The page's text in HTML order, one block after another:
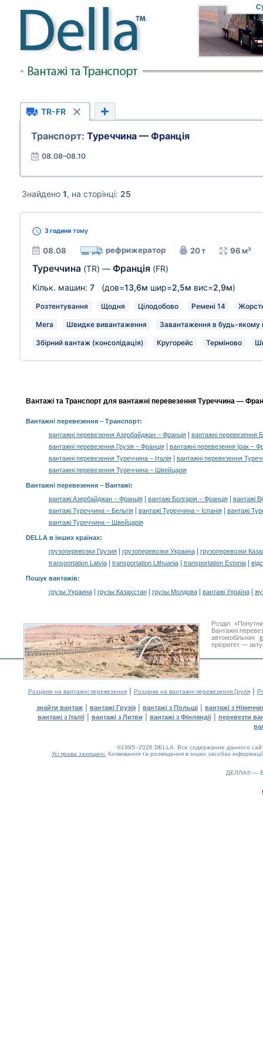
TR-FR
Транспорт: Туреччина — Франція
08.08–08.10
Знайдено 1, на сторінці: 25
3 години тому
08.08 рефрижератор 20 т 96 м³
Туреччина (TR) — Франція (FR)
Кільк. машин: 7 (дов=13,6м шир=2,5м вис=2,9м)
Розтентування Щодня Цілодобово Ремені 14
Мега Швидке вивантаження Завантаження в будь-якому
Збірний вантаж (консолідація) Кругорейс Терміново
Вантажі та Транспорт для вантажні перевезення Туреччина —
Вантажні перевезення– Транспорт:
вантажні перевезення Азербайджан – Франція|
вантажні перевезення
вантажні перевезення Грузія – Франція|
вантажні перевезення Ірак –
вантажні перевезення Туреччина – Італія|
вантажні перевезення
вантажні перевезення Туреччина – Швейцарія
Вантажні перевезення – Вантажі:
вантажі Азербайджан – Франція| вантажі Болгарія – Франція|
вантажі
вантажі Туреччина – Бельгія| вантажі Туреччина – Іспанія|
вантажі
вантажі Туреччина – Швейцарія
DELLA в інших країнах:
грузоперевозки Грузия| грузоперевозки Украина|
грузоперевозки
transportation Latvia| transportation Lithuania| transportation Estonia|
Пошук вантажів:
грузы Украина| грузы Казахстан| грузы Молдова| вантажі Україна|
Розділ
Вантажні
автомобільних
пріоритет —
Розцінки на вантажні перевезення| Розцінки на вантажні перевезення Грузія|
знайти вантаж | вантажі Грузія | вантажі з Польщі | вантажі з
вантажі з Італії| вантажі з Литви | вантажі з Фінляндії| перевезти
©1995–2026 DELLA. Все содержание данного
Усі права захищені. Копіювання та розміщення в інших засобах
ДЕЛЛА® —